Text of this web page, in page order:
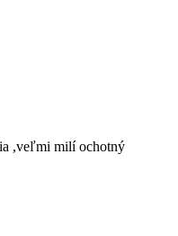
,veľmi milí ochotný